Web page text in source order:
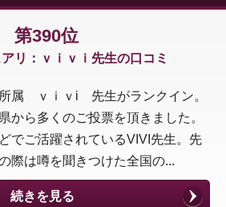
第390位
リ：ｖｉｖｉ先生の口コミ
ｖｉｖi 先生がランクイン。
から多くのご投票を頂きました。
でご活躍されているVIVI先生。先
際は噂を聞きつけた全国の...
続きを見る